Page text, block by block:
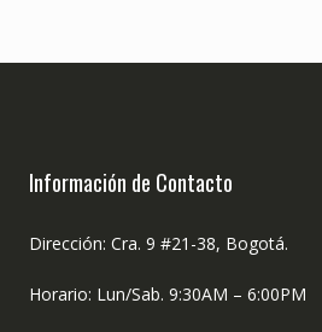
Información de Contacto
Dirección: Cra. 9 #21-38, Bogotá.
Horario: Lun/Sab. 9:30AM – 6:00PM